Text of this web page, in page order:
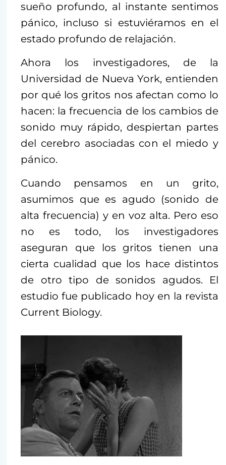
sueño profundo, al instante sentimos
pánico, incluso si estuviéramos en el
estado profundo de relajación.
Ahora los investigadores, de la
Universidad de Nueva York, entienden
por qué los gritos nos afectan como lo
hacen: la frecuencia de los cambios de
sonido muy rápido, despiertan partes
del cerebro asociadas con el miedo y
pánico.
Cuando pensamos en un grito,
asumimos que es agudo (sonido de
alta frecuencia) y en voz alta. Pero eso
no es todo, los investigadores
aseguran que los gritos tienen una
cierta cualidad que los hace distintos
de otro tipo de sonidos agudos. El
estudio fue publicado hoy en la revista
Current Biology.